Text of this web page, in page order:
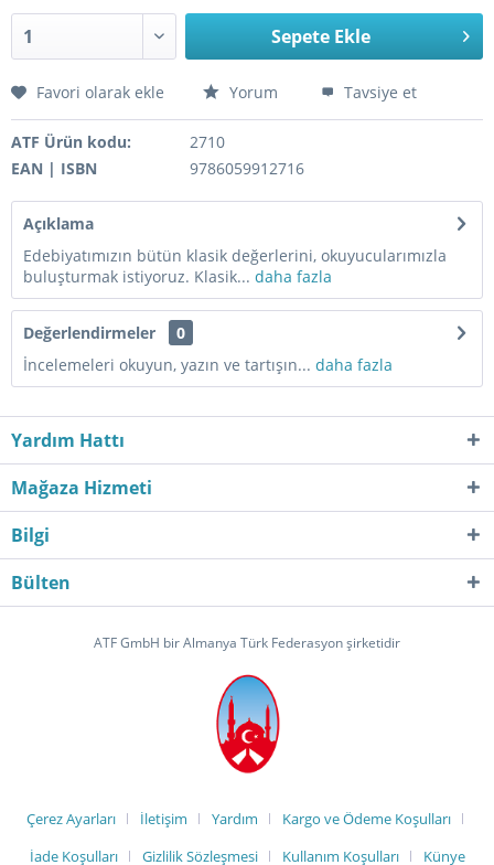
Sepete Ekle
Favori olarak ekle Yorum Tavsiye et
ATF Ürün kodu:
2710
EAN | ISBN
9786059912716
Açıklama
Edebiyatımızın bütün klasik değerlerini, okuyucularımızla
buluşturmak istiyoruz. Klasik... daha fazla
Değerlendirmeler
0
İncelemeleri okuyun, yazın ve tartışın... daha fazla
Yardım Hattı
Mağaza Hizmeti
Bilgi
Bülten
ATF GmbH bir Almanya Türk Federasyon şirketidir
Çerez Ayarları İletişim Yardım
Kargo ve Ödeme Koşulları
İade Koşulları
Gizlilik Sözleşmesi Kullanım Koşulları Künye